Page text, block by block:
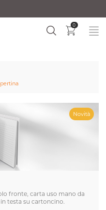
0
Novità
fronte, carta uso mano da
testa su cartoncino.